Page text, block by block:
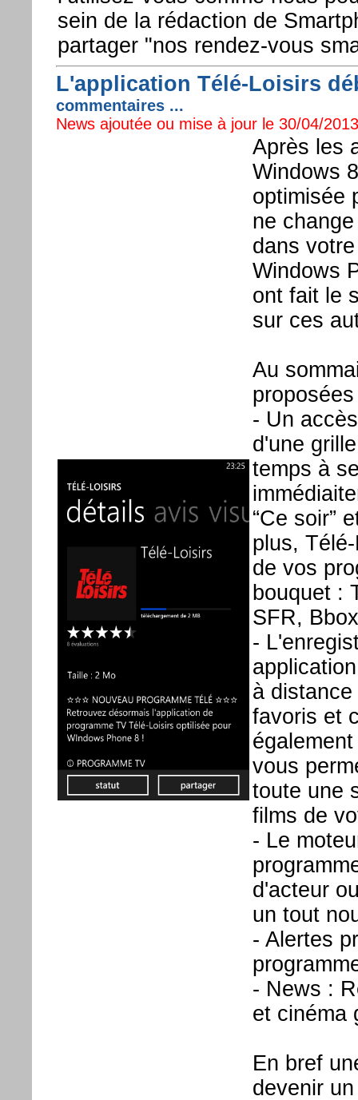
sein de la rédaction de
partager "nos rendez-vous
L'application Télé-Loisirs
commentaires ...
News ajoutée ou mise à jour le 30/04/
Après les
Windows
optimisée
ne
dans
Windows
ont fait le
sur ces
Au
- Un
d'une
temps à
“Ce soir”
plus,
de vos
bouquet :
SFR,
-
à
favoris et
vous
toute une
films de
- Le
d'acteur
un tout
- Alertes
- News :
et cinéma
En bref
devenir